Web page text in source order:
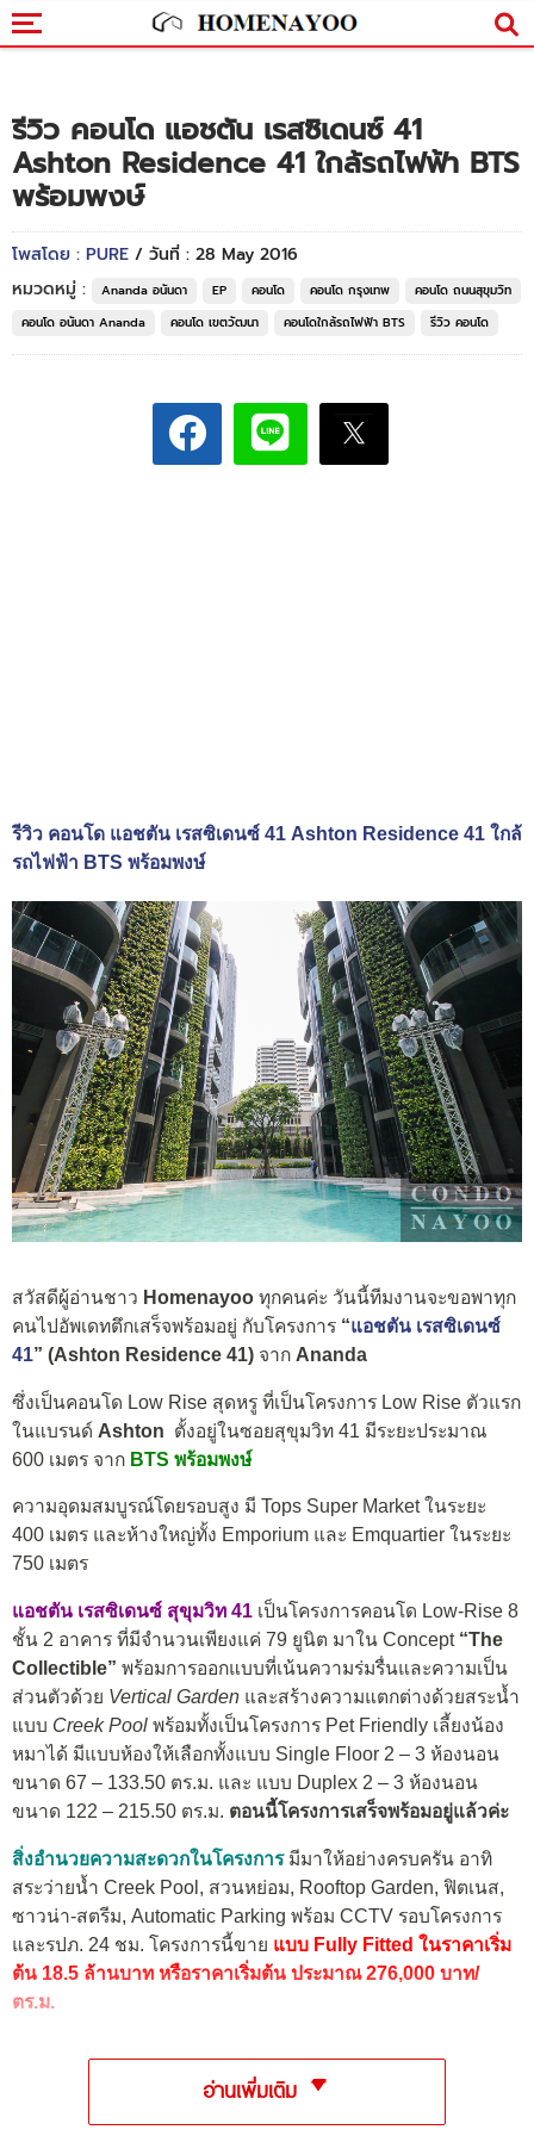
รีวิว คอนโด แอชตัน เรสซิเดนซ์ 41
Ashton Residence 41 ใกล้รถไฟฟ้า BTS
พร้อมพงษ์
โพสโดย : PURE / วันที่ : 28 May 2016
หมวดหมู่ :
Ananda อนันดา EP คอนโด คอนโด กรุงเทพ
คอนโด ถนนสุขุมวิท
คอนโด อนันดา Ananda
คอนโด เขตวัฒนา คอนโดใกล้รถไฟฟ้า BTS รีวิว คอนโด
รีวิว คอนโด แอชตัน เรสซิเดนซ์ 41 Ashton Residence 41 ใกล้
รถไฟฟ้า BTS พร้อมพงษ์
สวัสดีผู้อ่านชาว Homenayoo ทุกคนค่ะ วันนี้ทีมงานจะขอพาทุก
คนไปอัพเดทตึกเสร็จพร้อมอยู่ กับโครงการ “แอชตัน เรสซิเดนซ์
41” (Ashton Residence 41) จาก Ananda
ซึ่งเป็นคอนโด Low Rise สุดหรู ที่เป็นโครงการ Low Rise ตัวแรก
ในแบรนด์ Ashton ตั้งอยู่ในซอยสุขุมวิท 41 มีระยะประมาณ
600 เมตร จาก BTS พร้อมพงษ์
ความอุดมสมบูรณ์โดยรอบสูง มี Tops Super Market ในระยะ
400 เมตร และห้างใหญ่ทั้ง Emporium และ Emquartier ในระยะ
750 เมตร
แอชตัน เรสซิเดนซ์ สุขุมวิท 41 เป็นโครงการคอนโด Low-Rise 8
ชั้น 2 อาคาร ที่มีจำนวนเพียงแค่ 79 ยูนิต มาใน Concept “The
Collectible” พร้อมการออกแบบที่เน้นความร่มรื่นและความเป็น
ส่วนตัวด้วย Vertical Garden และสร้างความแตกต่างด้วยสระน้ำ
แบบ Creek Pool พร้อมทั้งเป็นโครงการ Pet Friendly เลี้ยงน้อง
หมาได้ มีแบบห้องให้เลือกทั้งแบบ Single Floor 2 – 3 ห้องนอน
ขนาด 67 – 133.50 ตร.ม. และ แบบ Duplex 2 – 3 ห้องนอน
ขนาด 122 – 215.50 ตร.ม. ตอนนี้โครงการเสร็จพร้อมอยู่แล้วค่ะ
สิ่งอำนวยความสะดวกในโครงการมีมาให้อย่างครบครัน อาทิ
สระว่ายน้ำ Creek Pool, สวนหย่อม, Rooftop Garden, ฟิตเนส,
ซาวน่า-สตรีม, Automatic Parking พร้อม CCTV รอบโครงการ
และรปภ. 24 ชม. โครงการนี้ขาย แบบ Fully Fitted ในราคาเริ่ม
ต้น 18.5 ล้านบาท หรือราคาเริ่มต้น ประมาณ276,000 บาท/
ตร.ม.
อ่านเพิ่มเติม